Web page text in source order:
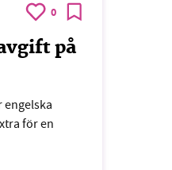
0
på
engelska
för en